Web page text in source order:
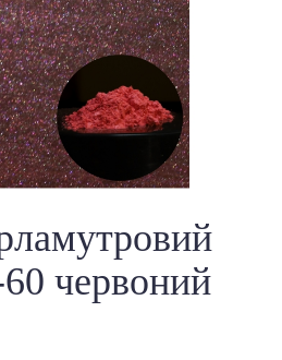
червоний